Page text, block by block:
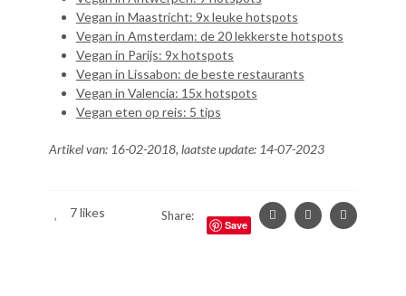
Vegan in Maastricht: 9x leuke hotspots
Vegan in Amsterdam: de 20 lekkerste hotspots
Vegan in Parijs: 9x hotspots
Vegan in Lissabon: de beste restaurants
Vegan in Valencia: 15x hotspots
Vegan eten op reis: 5 tips
Artikel van: 16-02-2018, laatste update: 14-07-2023
7likes Share:
Save